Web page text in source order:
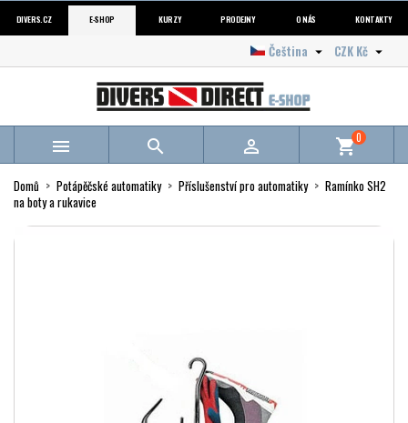
DIVERS.CZ E-SHOP KURZY PRODEJNY O NÁS KONTAKTY
CZK Kč 
Čeština 
   shopping_cart0
Domů Potápěčské automatiky Příslušenství pro automatiky
Ramínko SH2
na boty a rukavice